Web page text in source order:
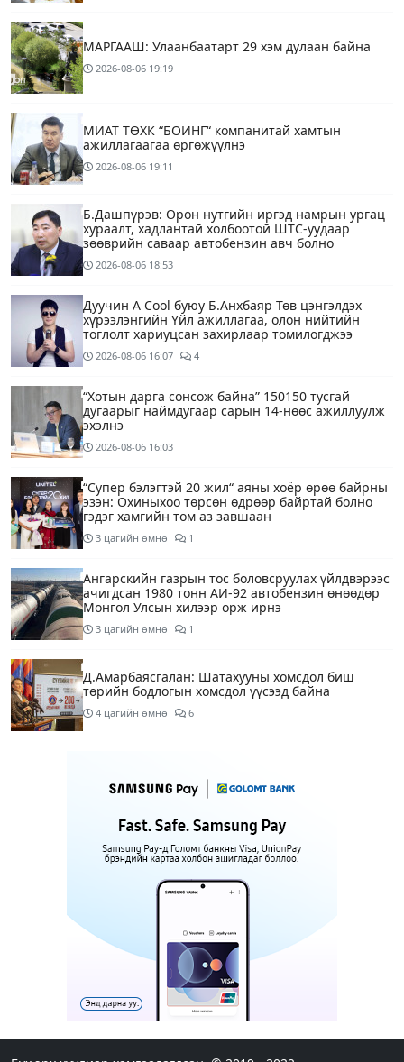
МАРГААШ: Улаанбаатарт 29 хэм дулаан байна
2026-08-06 19:19
МИАТ ТӨХК “БОИНГ“ компанитай хамтын
ажиллагаагаа өргөжүүлнэ
2026-08-06 19:11
Б.Дашпүрэв: Орон нутгийн иргэд намрын ургац
хураалт, хадлантай холбоотой ШТС-уудаар
зөөврийн саваар автобензин авч болно
2026-08-06 18:53
Дуучин A Cool буюу Б.Анхбаяр Төв цэнгэлдэх
хүрээлэнгийн Үйл ажиллагаа, олон нийтийн
тоглолт хариуцсан захирлаар томилогджээ
2026-08-06 16:07 4
“Хотын дарга сонсож байна” 150150 тусгай
дугаарыг наймдугаар сарын 14-нөөс ажиллуулж
эхэлнэ
2026-08-06 16:03
“Супер бэлэгтэй 20 жил“ аяны хоёр өрөө байрны
эзэн: Охиныхоо төрсөн өдрөөр байртай болно
гэдэг хамгийн том аз завшаан
3 цагийн өмнө 1
Ангарскийн газрын тос боловсруулах үйлдвэрээс
ачигдсан 1980 тонн АИ-92 автобензин өнөөдөр
Монгол Улсын хилээр орж ирнэ
3 цагийн өмнө 1
Д.Амарбаясгалан: Шатахууны хомсдол биш
төрийн бодлогын хомсдол үүсээд байна
4 цагийн өмнө 6
23:00 цагаас түр хааж, борооны ус зайлуулах
шугамын хөндлөн сэтэлгээ хийнэ
Нэгдүгээр ангид элсэгчдийн бүртгэлийг энэ
сарын 17-ноос E-Mongolia системээр зохион
Өнөөдөр тэгш тоогоор төгссөн автомашинтай
иргэд 50 хүртэлх мянган төгрөгөнд БЕНЗИН авна
6 цагийн өмнө